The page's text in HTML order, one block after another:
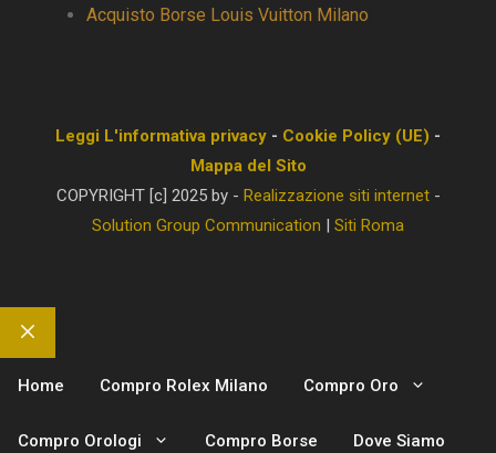
Acquisto Borse Louis Vuitton Milano
Leggi L'informativa privacy - Cookie Policy (UE) -
Mappa del Sito
COPYRIGHT [c] 2025 by - Realizzazione siti internet-
Solution Group Communication | Siti Roma
Chiudi
Home Compro Rolex Milano Compro Oro
Compro Orologi Compro Borse Dove Siamo